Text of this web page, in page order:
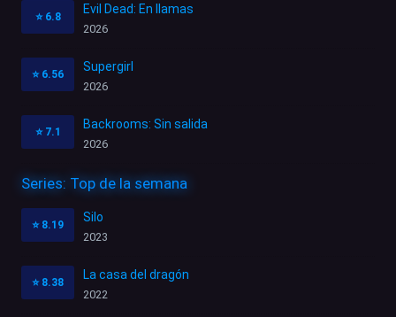
⭐ 6.8
Evil Dead: En llamas
2026
⭐ 6.56
Supergirl
2026
⭐ 7.1
Backrooms: Sin salida
2026
Series: Top de la semana
⭐ 8.19
Silo
2023
⭐ 8.38
La casa del dragón
2022